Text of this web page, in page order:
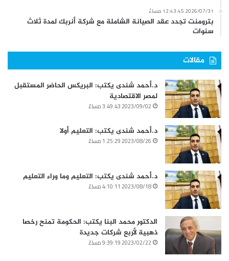
2026/07/31 12:43:45 مساءً
بترومنت تجدد عقد الصيانة الشاملة مع شركة أنربك لمدة ثلاث
سنوات
مقالات
د.أحمد شندى يكتب: البريكس الحاضر المستقبل
لمصر الاقتصادية
2023/09/02 3:49:43 مساءً
د.أحمد شندى يكتب: التعليم أولا
2023/08/26 1:25:29 مساءً
د.أحمد شندى يكتب: التعليم وما وراء التعليم
2023/08/18 4:10:11 مساءً
الدكتور محمد البنا يكتب: الحكومة تمنح رخصا
ذهبية لأربع شركات جديدة
2023/02/22 9:39:19 مساءً